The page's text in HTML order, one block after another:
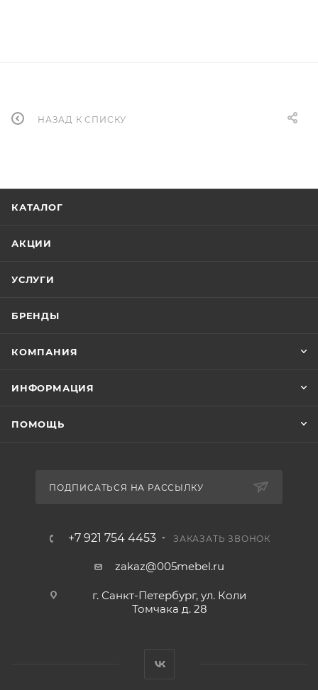
НАЗАД К СПИСКУ
КАТАЛОГ
АКЦИИ
УСЛУГИ
БРЕНДЫ
КОМПАНИЯ
ИНФОРМАЦИЯ
ПОМОЩЬ
ПОДПИСАТЬСЯ НА РАССЫЛКУ
+7 921 754 4453 ЗАКАЗАТЬ ЗВОНОК
zakaz@005mebel.ru
г. Санкт-Петербург, ул. Коли
Томчака д. 28